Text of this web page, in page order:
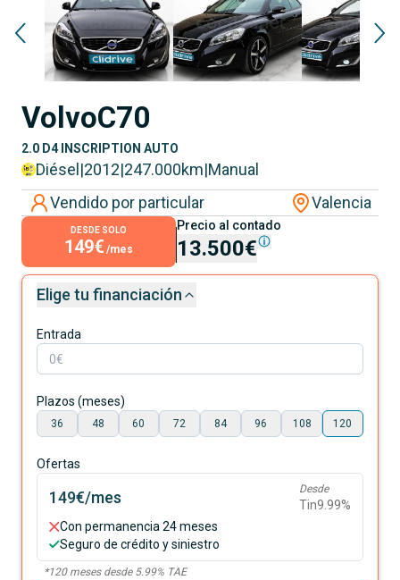
VolvoC70
2.0 D4 INSCRIPTION AUTO
Diésel |2012|247.000km|Manual
Vendido por particular
Valencia
DESDE SOLO
149€ /mes
Precio al contado
13.500€
Elige tu financiación
Entrada
Plazos (meses)
36 48 60 72 84 96 108 120
Ofertas
149€/mes Desde
Tin9.99%
Con permanencia 24 meses
Seguro de crédito y siniestro
*120meses desde 5.99% TAE